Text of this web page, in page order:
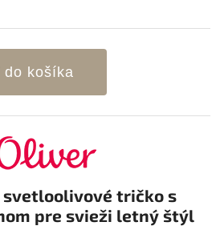
do košíka
svetloolivové tričko s
pre svieži letný štýl